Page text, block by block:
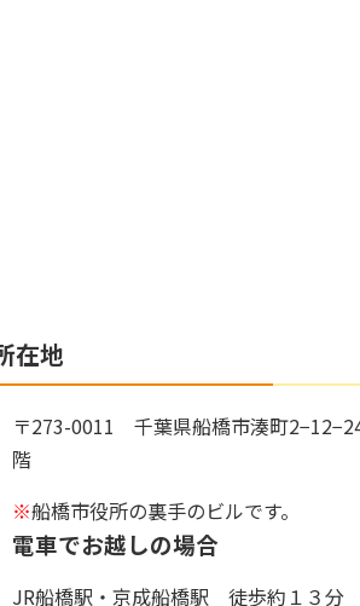
在地
〒273-0011 千葉県船橋市湊町
階
※船橋市役所の裏手のビルです。
電車でお越しの場合
JR船橋駅・京成船橋駅 徒歩約１３分